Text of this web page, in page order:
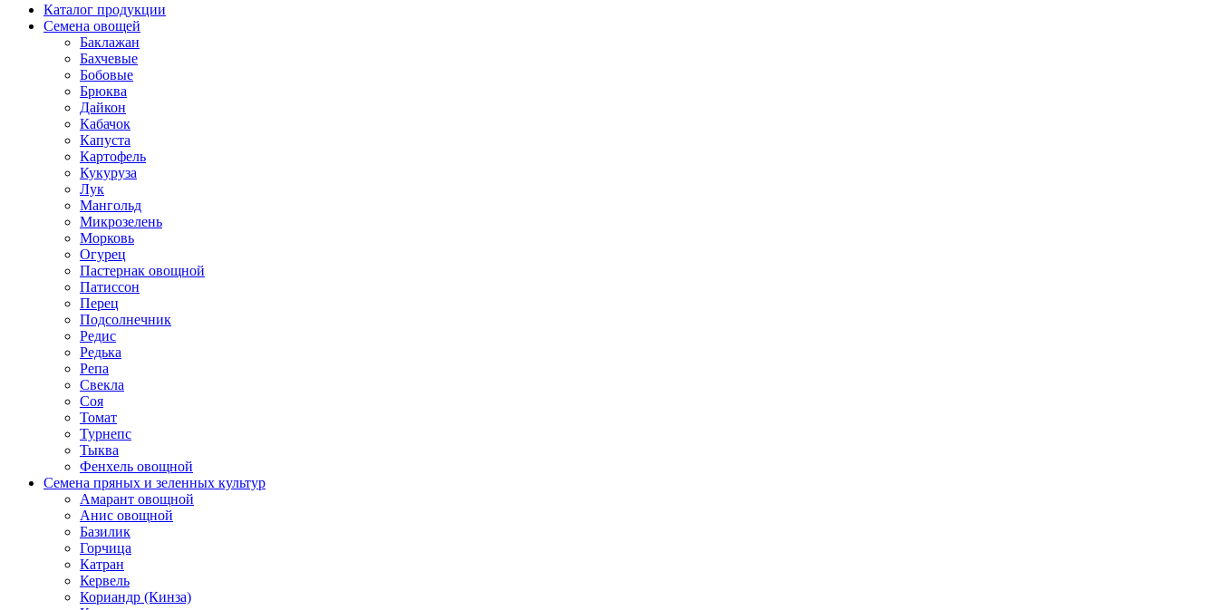
Каталог продукции
Семена овощей
Баклажан
Бахчевые
Бобовые
Брюква
Дайкон
Кабачок
Капуста
Картофель
Кукуруза
Лук
Мангольд
Микрозелень
Морковь
Огурец
Пастернак овощной
Патиссон
Перец
Подсолнечник
Редис
Редька
Репа
Свекла
Соя
Томат
Турнепс
Тыква
Фенхель овощной
Семена пряных и зеленных культур
Амарант овощной
Анис овощной
Базилик
Горчица
Катран
Кервель
Кориандр (Кинза)